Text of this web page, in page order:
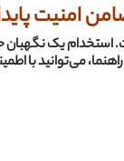
امنیت
یک نگهبان
می‌توانید با